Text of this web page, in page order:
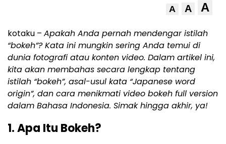
A A A
kotaku – Apakah Anda pernah mendengar istilah
“bokeh”? Kata ini mungkin sering Anda temui di
dunia fotografi atau konten video. Dalam artikel ini,
kita akan membahas secara lengkap tentang
istilah “bokeh”, asal-usul kata “Japanese word
origin”, dan cara menikmati video bokeh full version
dalam Bahasa Indonesia. Simak hingga akhir, ya!
1. Apa Itu Bokeh?